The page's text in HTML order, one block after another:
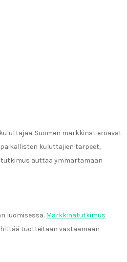
Suomen markkinat eroavat
kuluttajien tarpeet,
auttaa ymmärtämään
luomisessa. Markkinatutkimus
tuotteitaan vastaamaan